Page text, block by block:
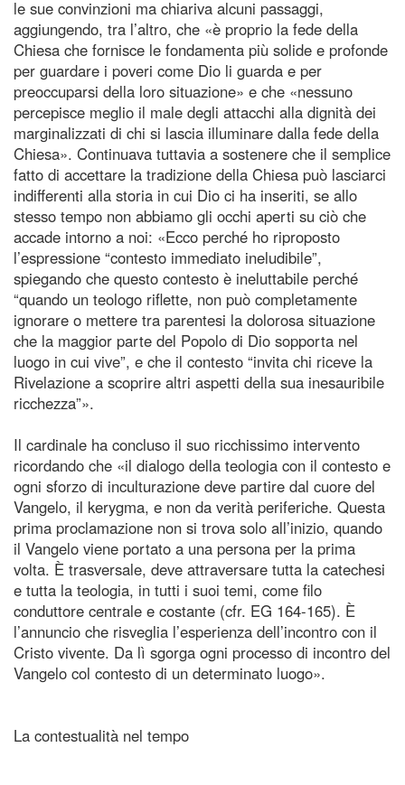
le sue convinzioni ma chiariva alcuni passaggi,
aggiungendo, tra l’altro, che «è proprio la fede della
Chiesa che fornisce le fondamenta più solide e profonde
per guardare i poveri come Dio li guarda e per
preoccuparsi della loro situazione» e che «nessuno
percepisce meglio il male degli attacchi alla dignità dei
marginalizzati di chi si lascia illuminare dalla fede della
Chiesa». Continuava tuttavia a sostenere che il semplice
fatto di accettare la tradizione della Chiesa può lasciarci
indifferenti alla storia in cui Dio ci ha inseriti, se allo
stesso tempo non abbiamo gli occhi aperti su ciò che
accade intorno a noi: «Ecco perché ho riproposto
l’espressione “contesto immediato ineludibile”,
spiegando che questo contesto è ineluttabile perché
“quando un teologo riflette, non può completamente
ignorare o mettere tra parentesi la dolorosa situazione
che la maggior parte del Popolo di Dio sopporta nel
luogo in cui vive”, e che il contesto “invita chi riceve la
Rivelazione a scoprire altri aspetti della sua inesauribile
ricchezza”».
Il cardinale ha concluso il suo ricchissimo intervento
ricordando che «il dialogo della teologia con il contesto e
ogni sforzo di inculturazione deve partire dal cuore del
Vangelo, il kerygma, e non da verità periferiche. Questa
prima proclamazione non si trova solo all’inizio, quando
il Vangelo viene portato a una persona per la prima
volta. È trasversale, deve attraversare tutta la catechesi
e tutta la teologia, in tutti i suoi temi, come filo
conduttore centrale e costante (cfr. EG 164‑165). È
l’annuncio che risveglia l’esperienza dell’incontro con il
Cristo vivente. Da lì sgorga ogni processo di incontro del
Vangelo col contesto di un determinato luogo».
La contestualità nel tempo